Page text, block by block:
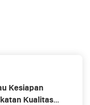
Kesiapan